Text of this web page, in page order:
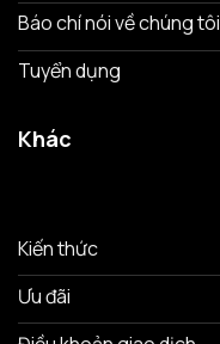
Báo chí nói về chúng tôi
Tuyển dụng
Khác
Kiến thức
Ưu đãi